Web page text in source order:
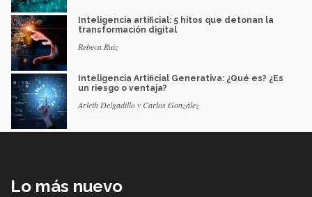
Inteligencia artificial: 5 hitos que detonan la
transformación digital
Rebeca Ruiz
Inteligencia Artificial Generativa: ¿Qué es? ¿Es
un riesgo o ventaja?
Arleth Delgadillo y Carlos González
Lo más nuevo